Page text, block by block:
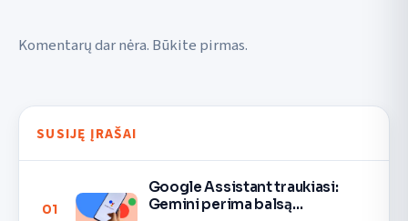
Komentarų dar nėra. Būkite pirmas.
SUSIJĘ ĮRAŠAI
01
Google Assistant traukiasi:
Gemini perima balsą